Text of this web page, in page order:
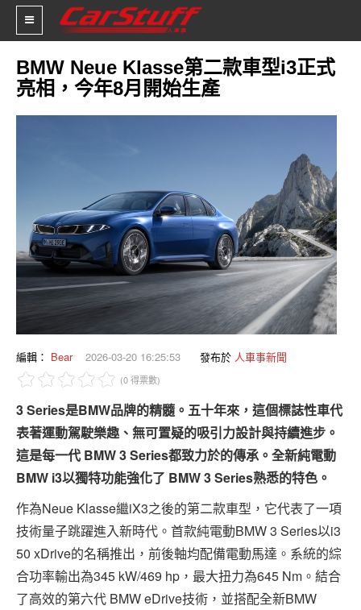
新車價格
輪胎特區
促銷訊息
試車報導
專題報導
車型比拼
兩輪世界
BMW Neue Klasse第二款車型i3正式
亮相，今年8月開始生產
編輯： Bear 2026-03-20 16:25:53 發布於 人車事新聞
(0 得票數)
3 Series是BMW品牌的精髓。五十年來，這個標誌性車代
表著運動駕駛樂趣、無可置疑的吸引力設計與持續進步。
這是每一代 BMW 3 Series都致力於的傳承。全新純電動
BMW i3以獨特功能強化了 BMW 3 Series熟悉的特色。
作為Neue Klasse繼iX3之後的第二款車型，它代表了一項
技術量子跳躍進入新時代。首款純電動BMW 3 Series以i3
50 xDrive的名稱推出，前後軸均配備電動馬達。系統的綜
合功率輸出為345 kW/469 hp，最大扭力為645 Nm。結合
了高效的第六代 BMW eDrive技術，並搭配全新BMW